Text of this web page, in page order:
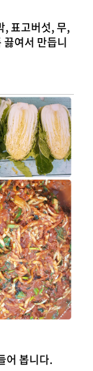
, 표고버섯, 무,
여서 만듭니
어 봅니다.